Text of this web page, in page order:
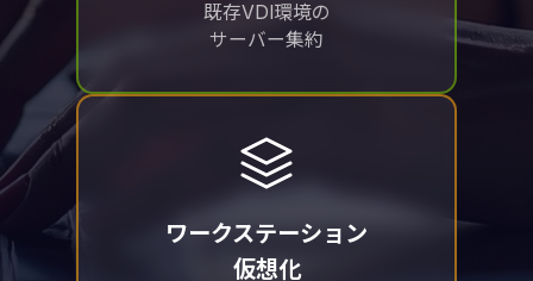
既存VDI環境の
サーバー集約
ワークステーション
仮想化